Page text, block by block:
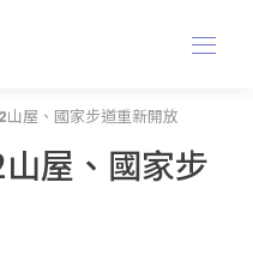
山屋、國家步道重新開放
屋、國家步